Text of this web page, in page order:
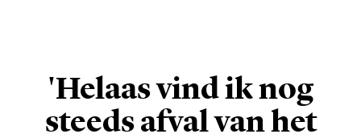
'Helaas vind ik nog
steeds afval van het